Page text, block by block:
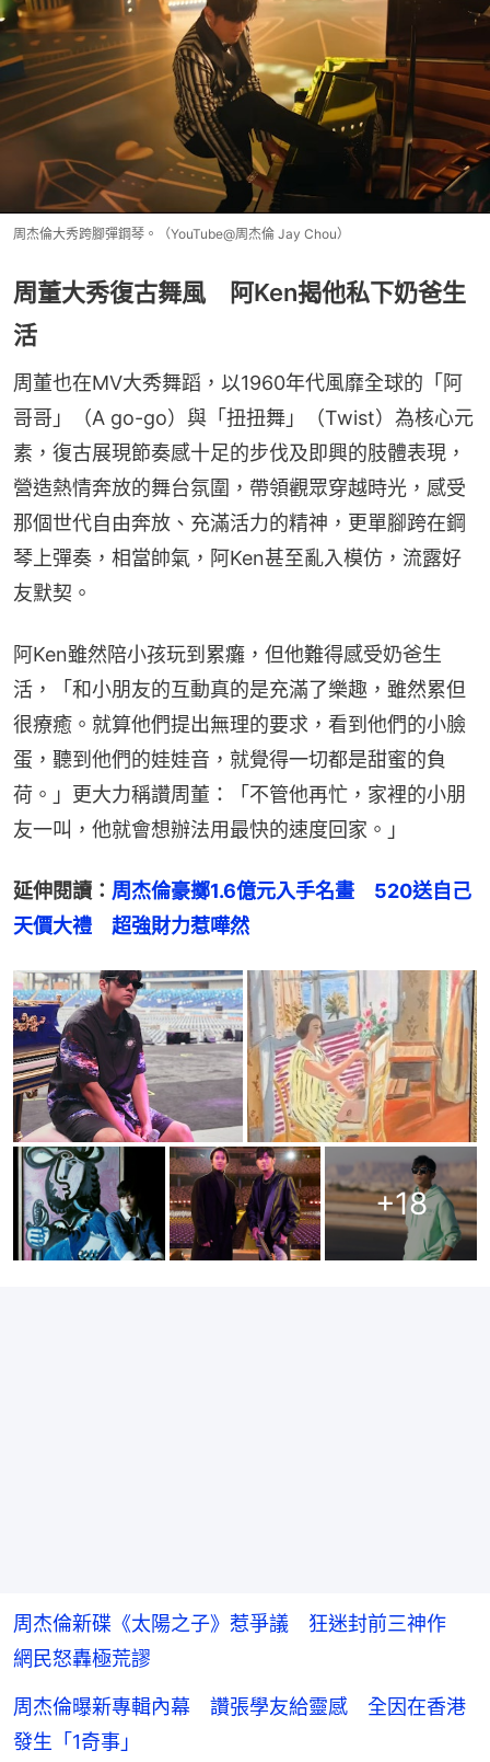
周杰倫大秀跨腳彈鋼琴。（YouTube@周杰倫 Jay Chou）
周董大秀復古舞風 阿Ken揭他私下奶爸生
活
周董也在MV大秀舞蹈，以1960年代風靡全球的「阿
哥哥」（A go-go）與「扭扭舞」（Twist）為核心元
素，復古展現節奏感十足的步伐及即興的肢體表現，
營造熱情奔放的舞台氛圍，帶領觀眾穿越時光，感受
那個世代自由奔放、充滿活力的精神，更單腳跨在鋼
琴上彈奏，相當帥氣，阿Ken甚至亂入模仿，流露好
友默契。
阿Ken雖然陪小孩玩到累癱，但他難得感受奶爸生
活，「和小朋友的互動真的是充滿了樂趣，雖然累但
很療癒。就算他們提出無理的要求，看到他們的小臉
蛋，聽到他們的娃娃音，就覺得一切都是甜蜜的負
荷。」更大力稱讚周董：「不管他再忙，家裡的小朋
友一叫，他就會想辦法用最快的速度回家。」
延伸閱讀： 周杰倫豪擲1.6億元入手名畫　520送自己
天價大禮　超強財力惹嘩然
+18
周杰倫新碟《太陽之子》惹爭議 狂迷封前三神作
網民怒轟極荒謬
周杰倫曝新專輯內幕 讚張學友給靈感 全因在香港
發生「1奇事」